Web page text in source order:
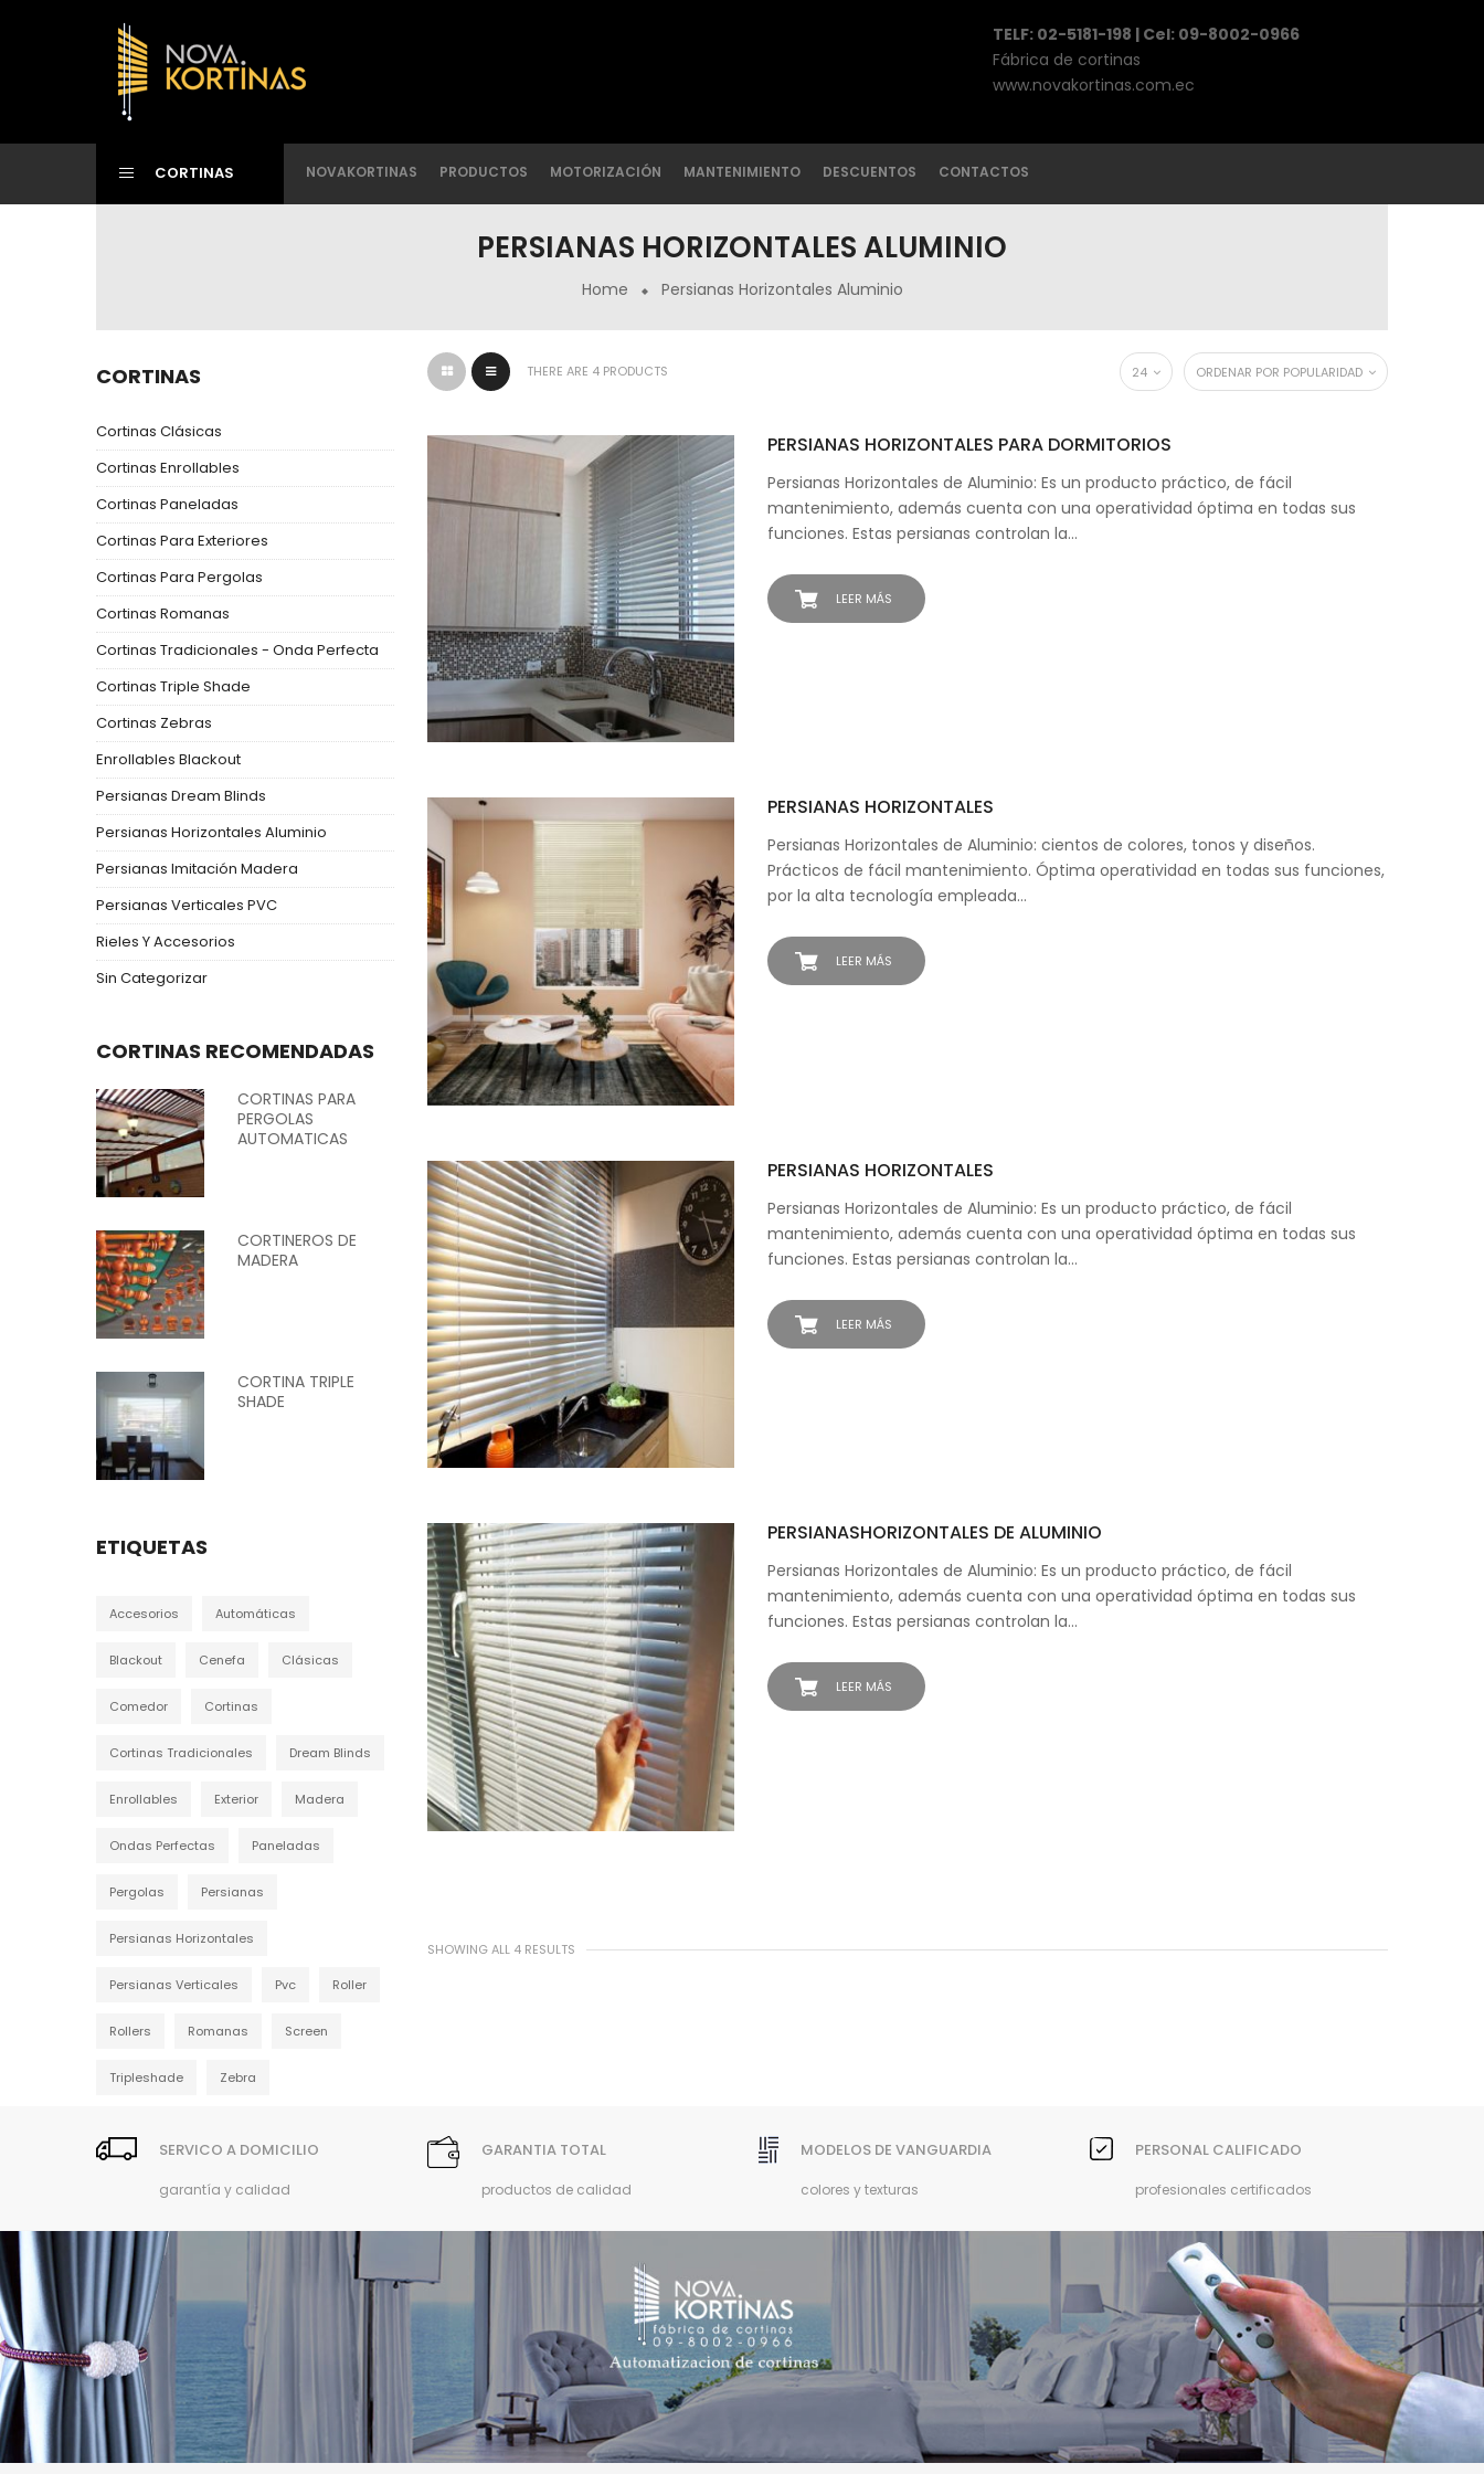
TELF: 02-5181-198 | Cel: 09-8002-0966
Fábrica de cortinas
www.novakortinas.com.ec
CORTINAS NOVAKORTINAS PRODUCTOS MOTORIZACIÓN MANTENIMIENTO DESCUENTOS CONTACTOS
PERSIANAS HORIZONTALES ALUMINIO
Home Persianas Horizontales Aluminio
CORTINAS
Cortinas Clásicas
Cortinas Enrollables
Cortinas Paneladas
Cortinas Para Exteriores
Cortinas Para Pergolas
Cortinas Romanas
Cortinas Tradicionales - Onda Perfecta
Cortinas Triple Shade
Cortinas Zebras
Enrollables Blackout
Persianas Dream Blinds
Persianas Horizontales Aluminio
Persianas Imitación Madera
Persianas Verticales PVC
Rieles Y Accesorios
Sin Categorizar
CORTINAS RECOMENDADAS
CORTINAS PARA
PERGOLAS
AUTOMATICAS
CORTINEROS DE
MADERA
CORTINA TRIPLE
SHADE
ETIQUETAS
Accesorios Automáticas
Blackout Cenefa Clásicas
Comedor Cortinas
Cortinas Tradicionales Dream Blinds
Enrollables Exterior Madera
Ondas Perfectas Paneladas
Pergolas Persianas
Persianas Horizontales
Persianas Verticales Pvc Roller
Rollers Romanas Screen
Tripleshade Zebra
THERE ARE 4 PRODUCTS ORDENAR POR POPULARIDAD
24
LEER MÁS
PERSIANAS HORIZONTALES PARA DORMITORIOS
Persianas Horizontales de Aluminio: Es un producto práctico, de fácil
mantenimiento, además cuenta con una operatividad óptima en todas sus
funciones. Estas persianas controlan la…
LEER MÁS
PERSIANAS HORIZONTALES
Persianas Horizontales de Aluminio: cientos de colores, tonos y diseños.
Prácticos de fácil mantenimiento. Óptima operatividad en todas sus funciones,
por la alta tecnología empleada…
LEER MÁS
PERSIANAS HORIZONTALES
Persianas Horizontales de Aluminio: Es un producto práctico, de fácil
mantenimiento, además cuenta con una operatividad óptima en todas sus
funciones. Estas persianas controlan la…
LEER MÁS
PERSIANASHORIZONTALES DE ALUMINIO
Persianas Horizontales de Aluminio: Es un producto práctico, de fácil
mantenimiento, además cuenta con una operatividad óptima en todas sus
funciones. Estas persianas controlan la…
SHOWING ALL 4 RESULTS
SERVICO A DOMICILIO
garantía y calidad
GARANTIA TOTAL
productos de calidad
MODELOS DE VANGUARDIA
colores y texturas
PERSONAL CALIFICADO
profesionales certificados